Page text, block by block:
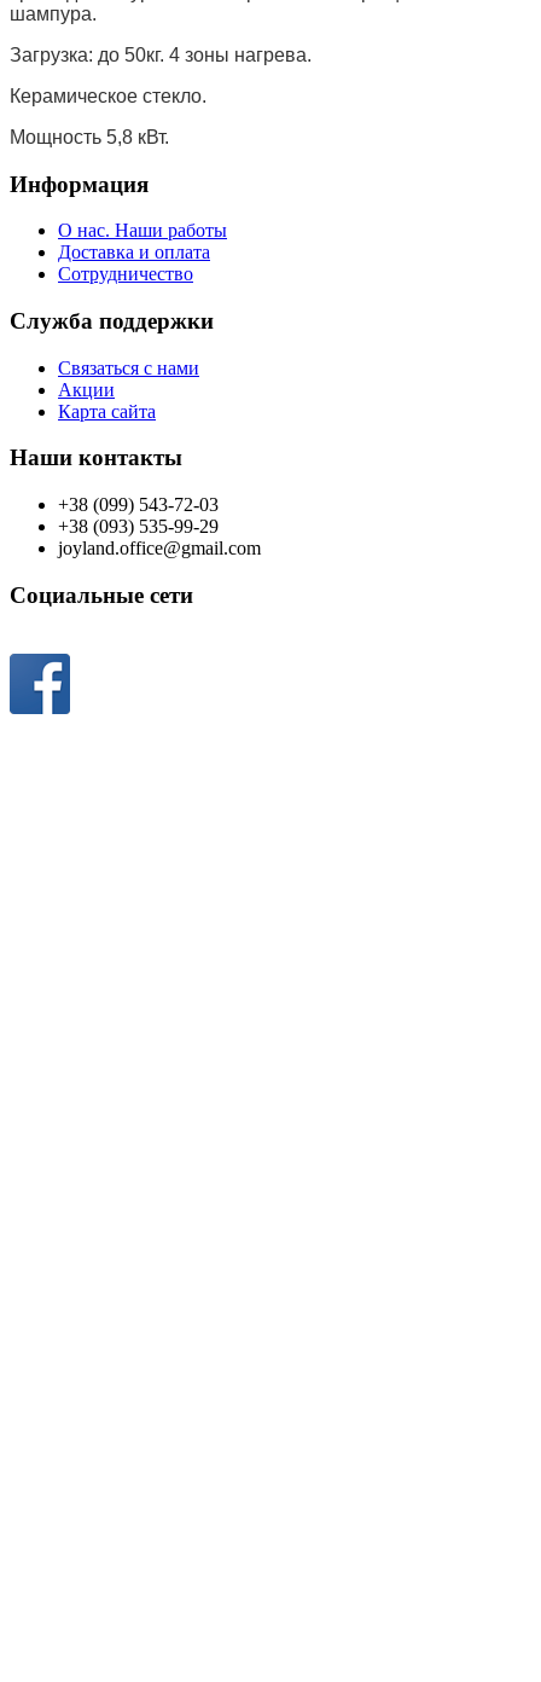
шампура.
Загрузка: до 50кг. 4 зоны нагрева.
Керамическое стекло.
Мощность 5,8 кВт.
Информация
О нас. Наши работы
Доставка и оплата
Сотрудничество
Служба поддержки
Связаться с нами
Акции
Карта сайта
Наши контакты
+38 (099) 543-72-03
+38 (093) 535-99-29
joyland.office@gmail.com
Социальные сети